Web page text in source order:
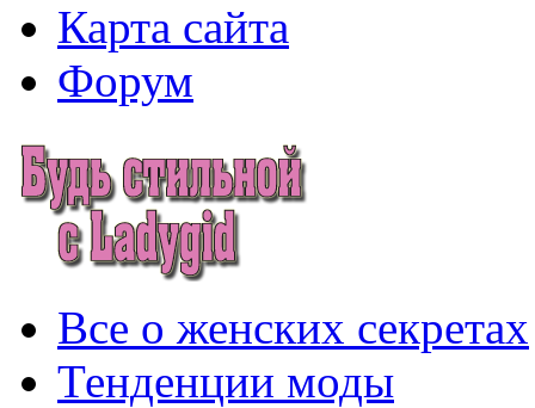
Карта сайта
Форум
Все о женских секретах
Тенденции моды